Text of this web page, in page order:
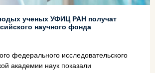
ученых УФИЦ РАН получат
научного фонда
федерального исследовательского
академии наук показали